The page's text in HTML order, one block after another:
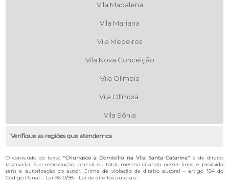
Vila Madalena
Vila Mariana
Vila Medeiros
Vila Nova Conceição
Vila Olímpia
Vila Olímpia
Vila Sônia
Verifique as regiões que atendemos
O conteúdo do texto "Churrasco a Domicílio na Vila Santa Catarina" é de direito
reservado. Sua reprodução, parcial ou total, mesmo citando nossos links, é proibida
sem a autorização do autor. Crime de violação de direito autoral – artigo 184 do
Código Penal – Lei 9610/98 - Lei de direitos autorais.